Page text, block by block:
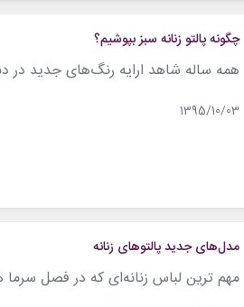
چگونه پالتو زنانه سبز بپوشیم؟
1395/10/03
مدل‌های جدید پالتوهای زنانه